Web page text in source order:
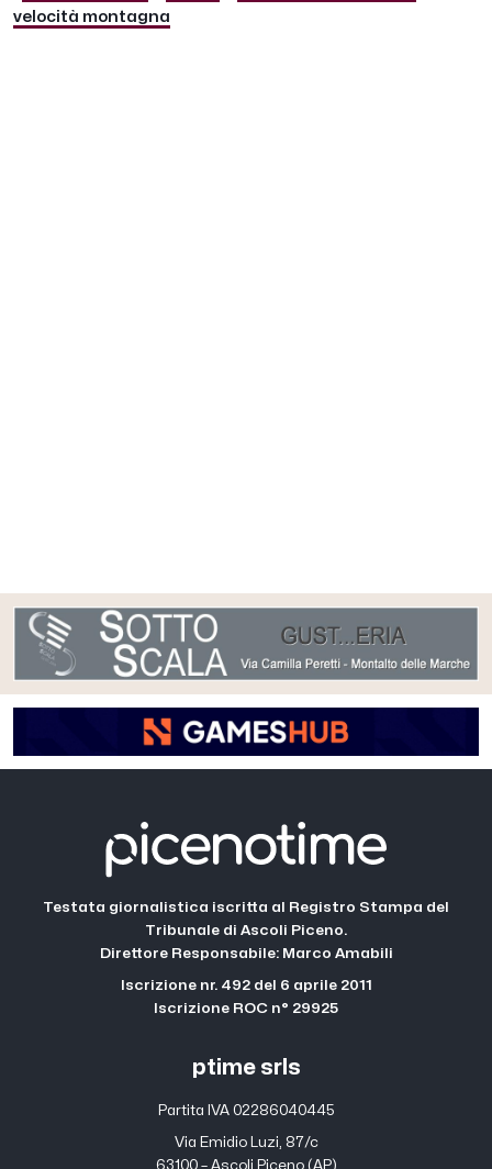
velocità montagna
Testata giornalistica iscritta al Registro Stampa del
Tribunale di Ascoli Piceno.
Direttore Responsabile: Marco Amabili
Iscrizione nr. 492 del 6 aprile 2011
Iscrizione ROC n° 29925
ptime srls
Partita IVA 02286040445
Via Emidio Luzi, 87/c
63100 – Ascoli Piceno (AP)